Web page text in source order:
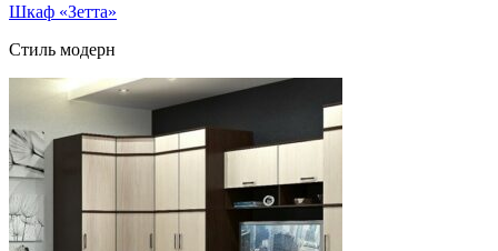
Шкаф «Зетта»
Стиль модерн